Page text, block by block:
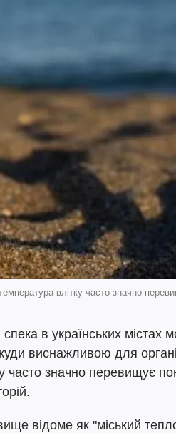
влітку часто значно
спека в українських
виснажливою для
часто значно перевищує
відоме як "міський